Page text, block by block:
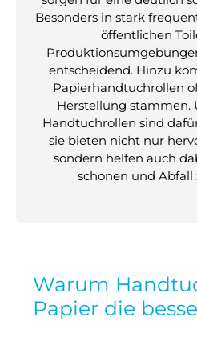
Besonders in stark
öffentlichen
entscheidend. Hinzu
Papierhandtuchrollen
Herstellung stammen.
Handtuchrollen sind
sie bieten nicht nur
sondern helfen auch
schonen und Abfall
Warum
Papier die